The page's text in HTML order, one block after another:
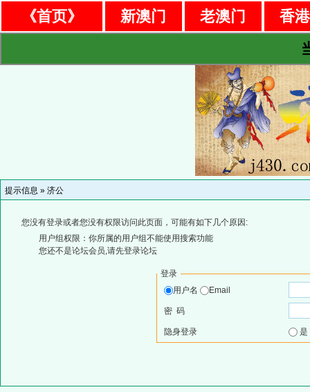
《首页》 新澳门 老澳门
香
提示信息 » 济公
您没有登录或者您没有权限访问此页面，可能有如下几个原因:
用户组权限：你所属的用户组不能使用搜索功能
您还不是论坛会员,请先登录论坛
登录
用户名
Email
密 码
隐身登录